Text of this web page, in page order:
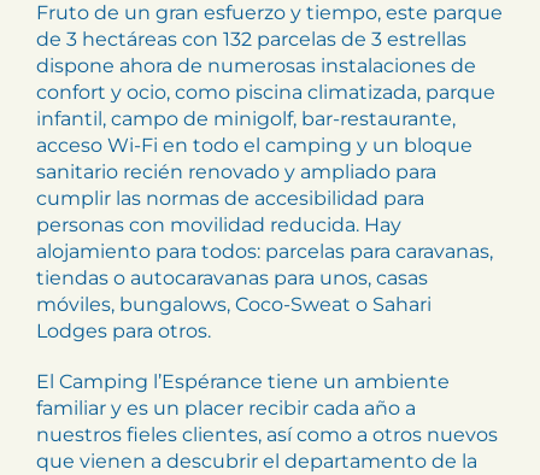
Fruto de un gran esfuerzo y tiempo, este parque
de 3 hectáreas con 132 parcelas de 3 estrellas
dispone ahora de numerosas instalaciones de
confort y ocio, como piscina climatizada, parque
infantil, campo de minigolf, bar-restaurante,
acceso Wi-Fi en todo el camping y un bloque
sanitario recién renovado y ampliado para
cumplir las normas de accesibilidad para
personas con movilidad reducida. Hay
alojamiento para todos: parcelas para caravanas,
tiendas o autocaravanas para unos, casas
móviles, bungalows, Coco-Sweat o Sahari
Lodges para otros.
El Camping l’Espérance tiene un ambiente
familiar y es un placer recibir cada año a
nuestros fieles clientes, así como a otros nuevos
que vienen a descubrir el departamento de la